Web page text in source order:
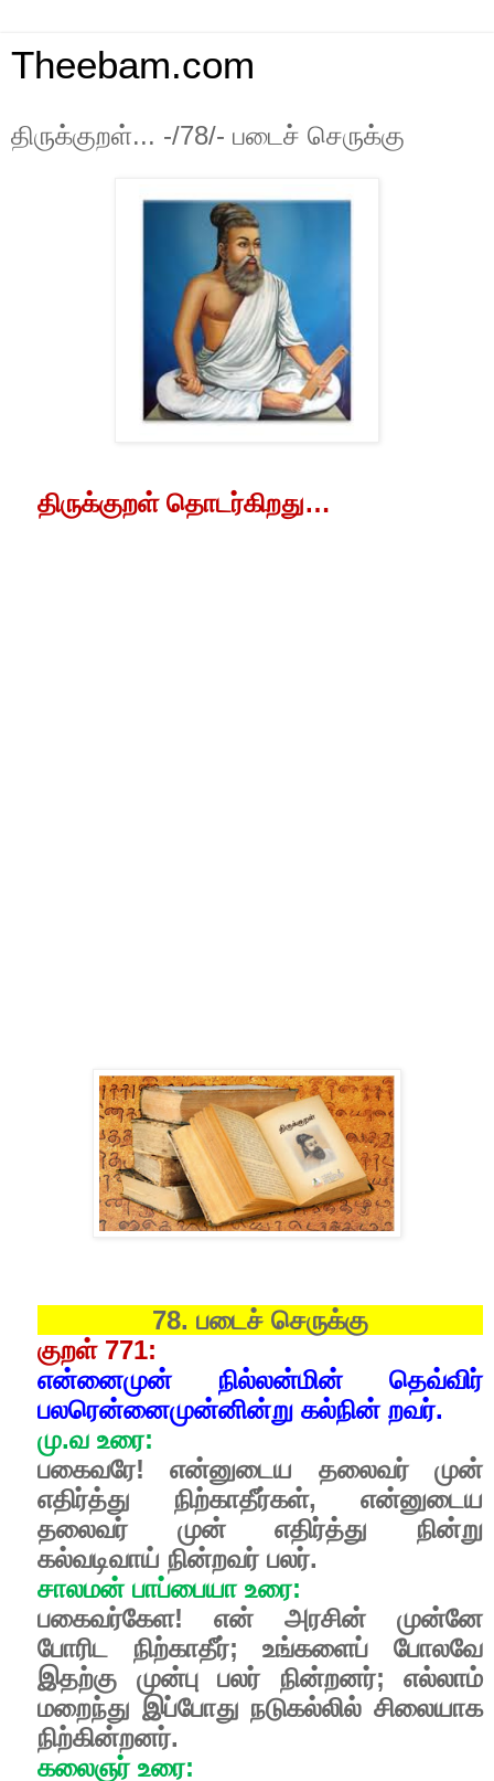
Theebam.com
திருக்குறள்... -/78/- படைச் செருக்கு
திருக்குறள் தொடர்கிறது…
78. படைச் செருக்கு
குறள் 771:
என்னைமுன் நில்லன்மின் தெவ்விர்
பலரென்னைமுன்னின்று கல்நின் றவர்.
மு.வ உரை:
பகைவரே! என்னுடைய தலைவர் முன்
எதிர்த்து நிற்காதீர்கள், என்னுடைய
தலைவர் முன் எதிர்த்து நின்று
கல்வடிவாய் நின்றவர் பலர்.
சாலமன் பாப்பையா உரை:
பகைவர்கேள! என் அரசின் முன்னே
போரிட நிற்காதீர்; உங்களைப் போலவே
இதற்கு முன்பு பலர் நின்றனர்; எல்லாம்
மறைந்து இப்போது நடுகல்லில் சிலையாக
நிற்கின்றனர்.
கலைஞர் உரை: